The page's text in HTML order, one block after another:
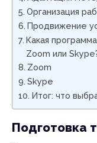
Организация
Продвижение
Какая
Zoom или
Zoom
Skype
Итог: что
Подготовка